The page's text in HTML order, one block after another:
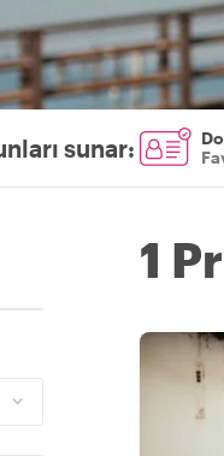
sunar:
1